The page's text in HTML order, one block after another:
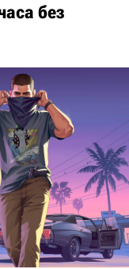
без